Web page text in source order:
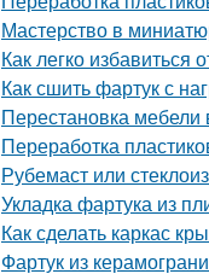
Мастерство в
Как легко избавиться
Как сшить фартук с
Перестановка
Переработка
Рубемаст или
Укладка фартука из
Как сделать каркас
Фартук из